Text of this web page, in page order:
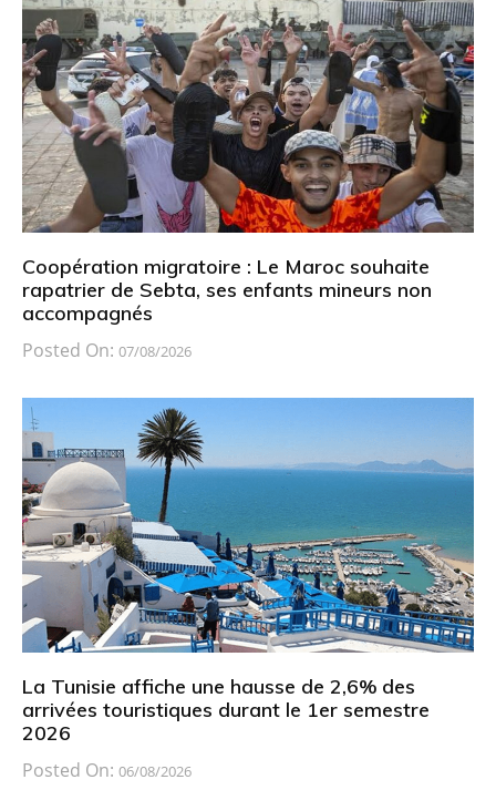
Coopération migratoire : Le Maroc souhaite
rapatrier de Sebta, ses enfants mineurs non
accompagnés
Posted On: 07/08/2026
La Tunisie affiche une hausse de 2,6% des
arrivées touristiques durant le 1er semestre
2026
Posted On: 06/08/2026